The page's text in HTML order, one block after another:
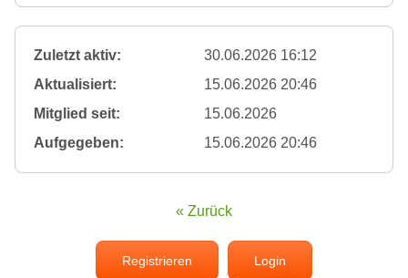
Zuletzt aktiv:
30.06.2026 16:12
Aktualisiert:
15.06.2026 20:46
Mitglied seit:
15.06.2026
Aufgegeben:
15.06.2026 20:46
« Zurück
Registrieren Login